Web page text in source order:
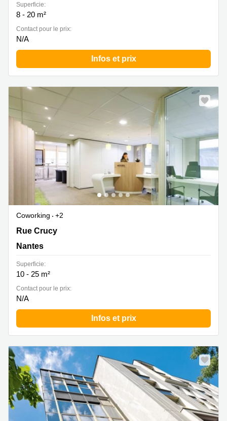
Superficie:
8 - 20 m²
Contact pour le prix:
N/A
Infos et prix
Coworking
+2
Immeuble L'Acropole, 2, rue Crucy, Nantes
Rue Crucy
Nantes
Superficie:
10 - 25 m²
Contact pour le prix:
N/A
Infos et prix